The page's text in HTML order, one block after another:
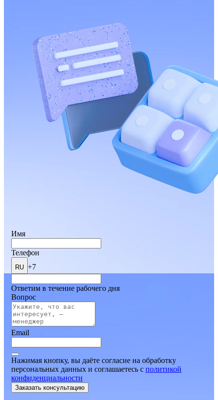
Имя
Телефон
RU +7
Ответим в течение рабочего дня
Вопрос
Email
Нажимая кнопку, вы даёте согласие на обработку
персональных данных и соглашаетесь c политикой
конфиденциальности
Заказать консультацию